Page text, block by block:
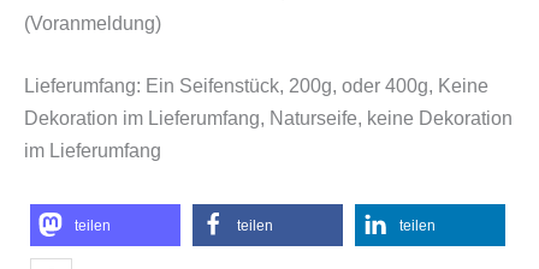
(Voranmeldung)
Lieferumfang: Ein Seifenstück, 200g, oder 400g, Keine
Dekoration im Lieferumfang, Naturseife, keine Dekoration
im Lieferumfang
teilen teilen teilen